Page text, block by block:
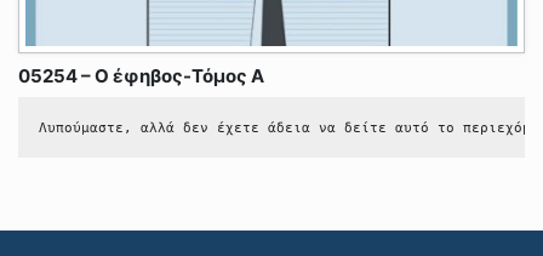
05254 – Ο έφηβος-Τόμος Α
Λυπούμαστε, αλλά δεν έχετε άδεια να δείτε αυτό το